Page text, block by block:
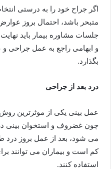
اگر جراح خود را به درستی
متبحر باشد، احتمال بروز
جلسات مشاوره بیمار باید
و ابهامی راجع به عمل جراحی و
بگذارد.
درد بعد از جراحی
عمل بینی یکی از موثرترین
چون غضروف و استخوان بینی
می شود، بعد از عمل بروز
کم است و بیماران می توانند
استفاده کنند.